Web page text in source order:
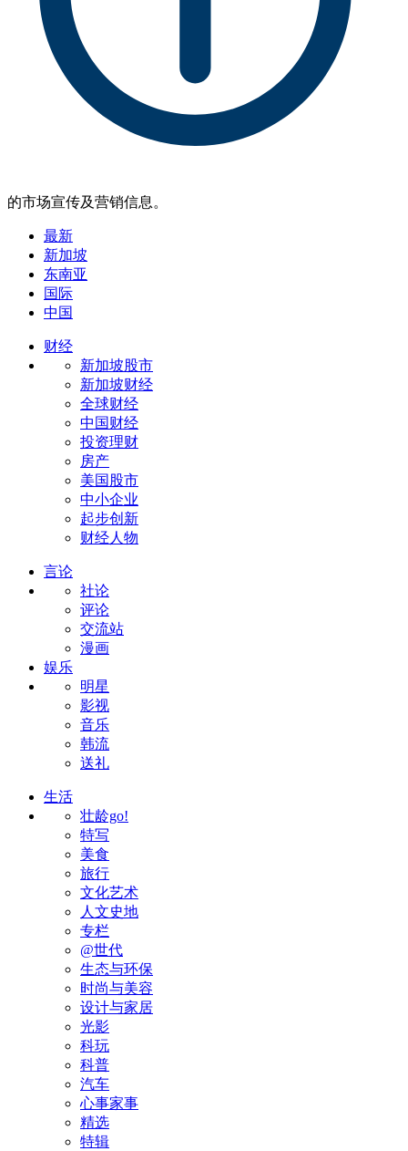
的市场宣传及营销信息。
最新
新加坡
东南亚
国际
中国
财经
新加坡股市
新加坡财经
全球财经
中国财经
投资理财
房产
美国股市
中小企业
起步创新
财经人物
言论
社论
评论
交流站
漫画
娱乐
明星
影视
音乐
韩流
送礼
生活
壮龄go!
特写
美食
旅行
文化艺术
人文史地
专栏
@世代
生态与环保
时尚与美容
设计与家居
光影
科玩
科普
汽车
心事家事
精选
特辑